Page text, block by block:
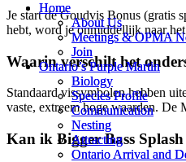
Home
About Us
Meetings & OPMA
Join
Ontario’s Purple Martin
Biology
Species Profile
Communication
Nesting
Attracting
Ontario Arrival and
Home
About Us
Meetings & OPMA
Join
Ontario’s Purple Martin
Biology
Species Profile
Communication
Nesting
Attracting
Ontario Arrival and
Je start de Goudvis Bonus (gratis
hebt, word je onmiddellijk naar
Waarin verschilt het
Standaard vissymbolen hebben
vaste, extreem hoge waarden. De
Kan ik Bigger Bass